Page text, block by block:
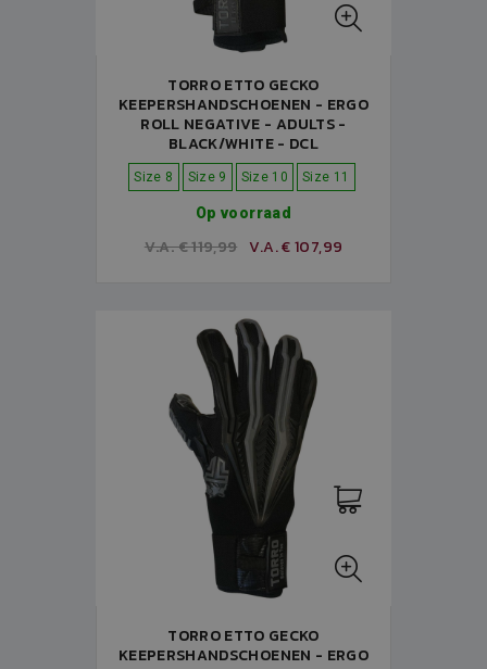
TORRO ETTO GECKO
KEEPERSHANDSCHOENEN - ERGO
ROLL NEGATIVE - ADULTS -
BLACK/WHITE - DCL
Size 8 Size 9 Size 10 Size 11
Op voorraad
V.A. € 119,99 V.A. € 107,99
TORRO ETTO GECKO
KEEPERSHANDSCHOENEN - ERGO